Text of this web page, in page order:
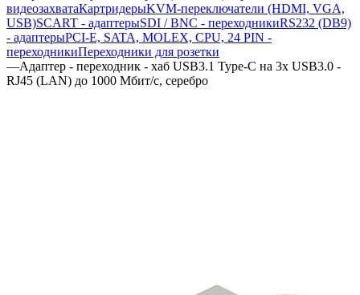
видеозахватаКартридерыKVM-переключатели (HDMI, VGA,
USB)SCART - адаптерыSDI / BNC - переходникиRS232 (DB9)
- адаптерыPCI-E, SATA, MOLEX, CPU, 24 PIN -
переходникиПереходники для розетки
—Адаптер - переходник - хаб USB3.1 Type-C на 3x USB3.0 -
RJ45 (LAN) до 1000 Мбит/с, серебро